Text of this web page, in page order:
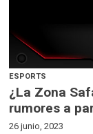
ESPORTS
¿La Zona
rumores a
26 junio, 2023